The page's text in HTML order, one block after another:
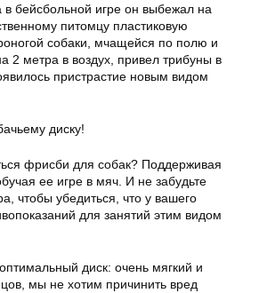
бейсбольной игре он выбежал на
питомцу пластиковую
собаки, мчащейся по полю и
2 метра в воздух, привел трибуны в
пристрастие новым видом
диску!
фрисби для собак? Поддерживая
ее игре в мяч. И не забудьте
чтобы убедиться, что у вашего
для занятий этим видом
диск: очень мягкий и
мы не хотим причинить вред